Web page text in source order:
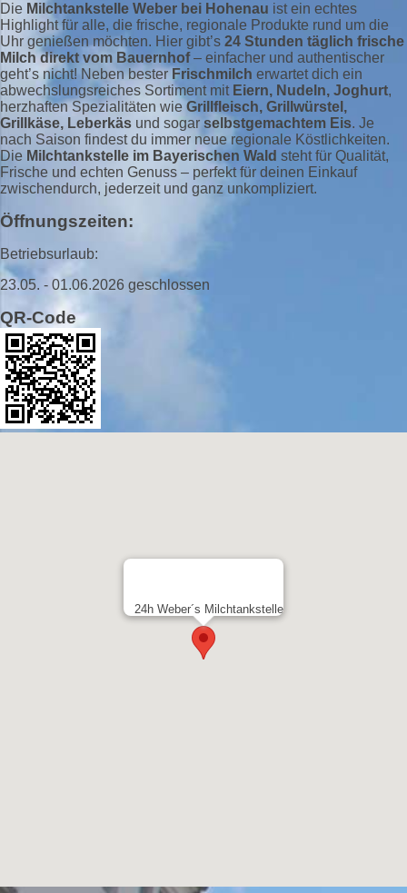
Die Milchtankstelle Weber bei Hohenau ist ein echtes
Highlight für alle, die frische, regionale Produkte rund um die
Uhr genießen möchten. Hier gibt’s 24 Stunden täglich frische
Milch direkt vom Bauernhof– einfacher und authentischer
geht’s nicht! Neben bester Frischmilch erwartet dich ein
abwechslungsreiches Sortiment mit Eiern, Nudeln, Joghurt,
herzhaften Spezialitäten wie Grillfleisch, Grillwürstel,
Grillkäse, Leberkäs und sogar selbstgemachtem Eis. Je
nach Saison findest du immer neue regionale Köstlichkeiten.
Die Milchtankstelle im Bayerischen Wald steht für Qualität,
Frische und echten Genuss – perfekt für deinen Einkauf
zwischendurch, jederzeit und ganz unkompliziert.
Öffnungszeiten:
Betriebsurlaub:
23.05. - 01.06.2026 geschlossen
QR-Code
24h Weber´s Milchtankstelle